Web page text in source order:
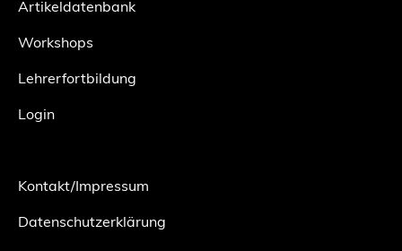
Artikeldatenbank
Workshops
Lehrerfortbildung
Login
Kontakt/Impressum
Datenschutzerklärung